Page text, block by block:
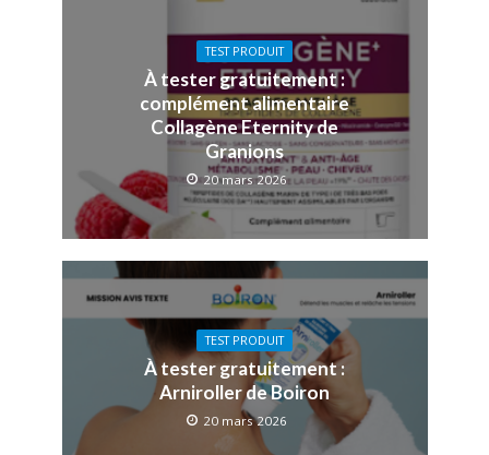
TEST PRODUIT
À tester gratuitement :
complément alimentaire
Collagène Eternity de
Granions
20 mars 2026
TEST PRODUIT
À tester gratuitement :
Arniroller de Boiron
20 mars 2026